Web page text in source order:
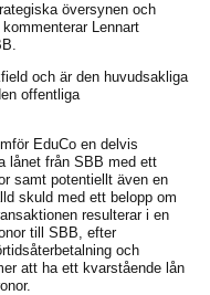
översynen och
Lennart
och är den huvudsakliga
offentliga
EduCo en delvis
lånet från SBB med ett
samt potentiellt även en
skuld med ett belopp om
resulterar i en
till SBB, efter
och
att ha ett kvarstående lån